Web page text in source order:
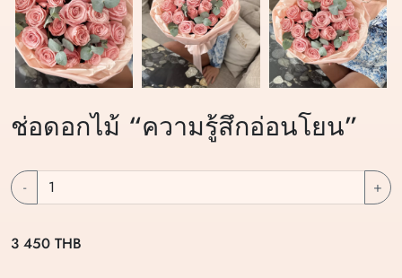
ช่อดอกไม้ “ความรู้สึกอ่อนโยน”
- +
3 450 THB